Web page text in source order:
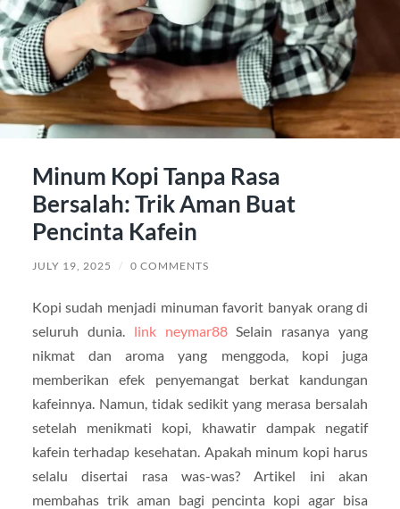
Minum Kopi Tanpa Rasa
Bersalah: Trik Aman Buat
Pencinta Kafein
JULY 19, 2025 / 0 COMMENTS
Kopi sudah menjadi minuman favorit banyak orang di
seluruh dunia. link neymar88Selain rasanya yang
nikmat dan aroma yang menggoda, kopi juga
memberikan efek penyemangat berkat kandungan
kafeinnya. Namun, tidak sedikit yang merasa bersalah
setelah menikmati kopi, khawatir dampak negatif
kafein terhadap kesehatan. Apakah minum kopi harus
selalu disertai rasa was-was? Artikel ini akan
membahas trik aman bagi pencinta kopi agar bisa